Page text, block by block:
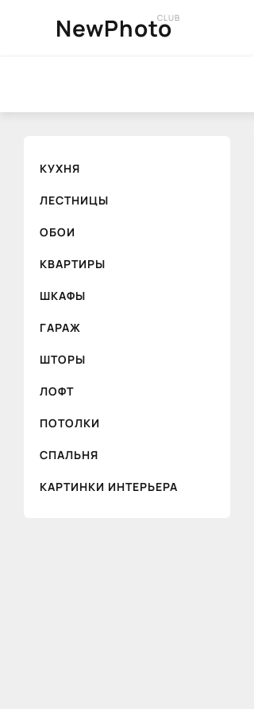
NewPhoto
CLUB
КУХНЯ
ЛЕСТНИЦЫ
ОБОИ
КВАРТИРЫ
ШКАФЫ
ГАРАЖ
ШТОРЫ
ЛОФТ
ПОТОЛКИ
СПАЛЬНЯ
КАРТИНКИ ИНТЕРЬЕРА